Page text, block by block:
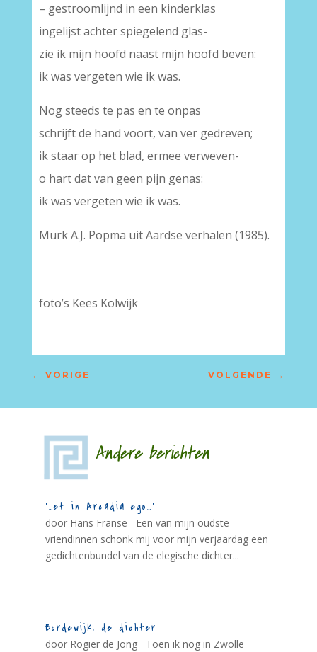
– gestroomlijnd in een kinderklas
ingelijst achter spiegelend glas-
zie ik mijn hoofd naast mijn hoofd beven:
ik was vergeten wie ik was.
Nog steeds te pas en te onpas
schrijft de hand voort, van ver gedreven;
ik staar op het blad, ermee verweven-
o hart dat van geen pijn genas:
ik was vergeten wie ik was.
Murk A.J. Popma uit Aardse verhalen (1985).
foto’s Kees Kolwijk
← VORIGE VOLGENDE →
Andere berichten
‘…et in Arcadia ego…’
door Hans Franse Een van mijn oudste
vriendinnen schonk mij voor mijn verjaardag een
gedichtenbundel van de elegische dichter...
Bordewijk, de dichter
door Rogier de Jong Toen ik nog in Zwolle